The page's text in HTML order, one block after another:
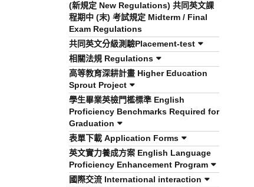
(新規定 New Regulations) 共同英文課
程期中 (末) 考試規定 Midterm / Final
Exam Regulations
共同英文分級測驗Placement-test
相關法規 Regulations
高等教育深耕計畫 Higher Education
Sprout Project
學生畢業英檢門檻標準 English
Proficiency Benchmarks Required for
Graduation
表單下載 Application Forms
英文實力養成方案 English Language
Proficiency Enhancement Program
國際交流 International interaction